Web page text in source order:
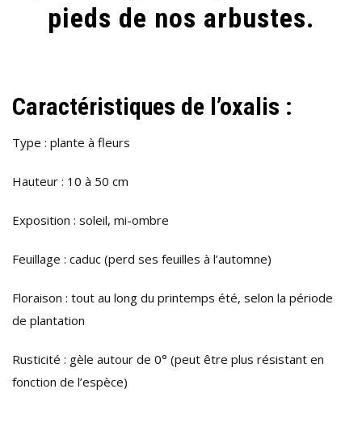
pieds de nos arbustes.
Caractéristiques de l’oxalis :
Type : plante à fleurs
Hauteur : 10 à 50 cm
Exposition : soleil, mi-ombre
Feuillage : caduc (perd ses feuilles à l’automne)
Floraison : tout au long du printemps été, selon la période
de plantation
Rusticité : gèle autour de 0° (peut être plus résistant en
fonction de l’espèce)